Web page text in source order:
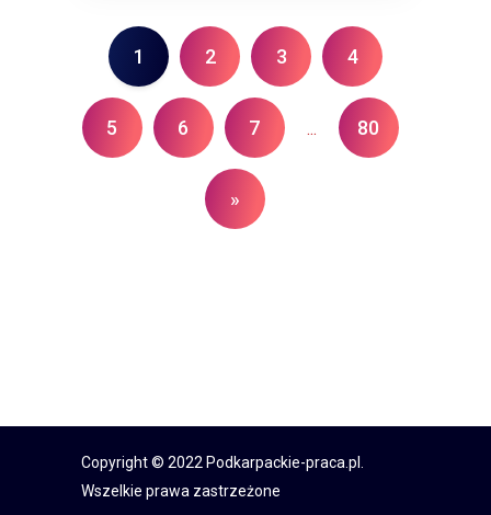
1 2 3 4
5 6 7 ... 80
»
Copyright © 2022 Podkarpackie-praca.pl.
Wszelkie prawa zastrzeżone